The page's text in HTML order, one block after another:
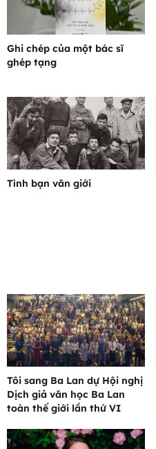
Ghi chép của một bác sĩ
ghép tạng
Tình bạn văn giới
Tôi sang Ba Lan dự Hội nghị
Dịch giả văn học Ba Lan
toàn thế giới lần thứ VI